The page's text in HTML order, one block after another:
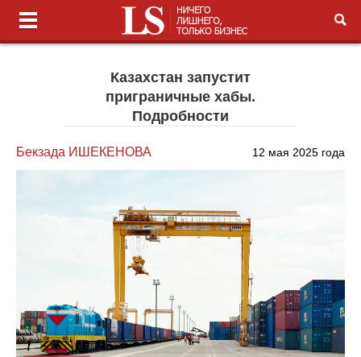
Казахстан запустит
приграничные хабы.
Подробности
Бекзада ИШЕКЕНОВА 12 мая 2025 года